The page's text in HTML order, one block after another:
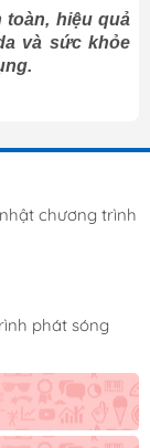
toàn, hiệu quả
và sức khỏe
chương trình
phát sóng